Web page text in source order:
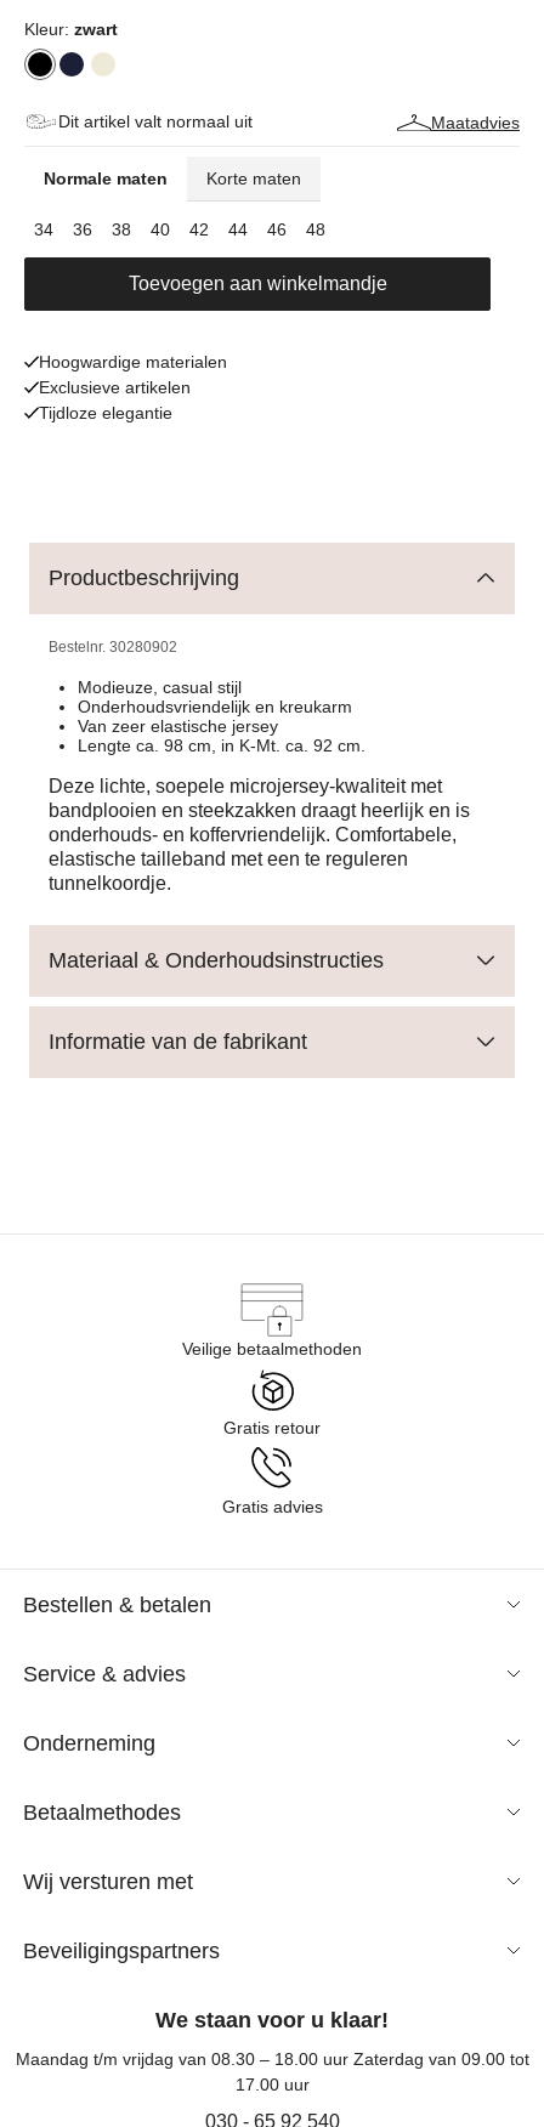
Kleur: zwart
Dit artikel valt normaal uit Maatadvies
Normale maten Korte maten
34 36 38 40 42 44 46 48
Toevoegen aan winkelmandje
Hoogwardige materialen
Exclusieve artikelen
Tijdloze elegantie
Productbeschrijving
Bestelnr. 30280902
Modieuze, casual stijl
Onderhoudsvriendelijk en kreukarm
Van zeer elastische jersey
Lengte ca. 98 cm, in K-Mt. ca. 92 cm.
Deze lichte, soepele microjersey-kwaliteit met
bandplooien en steekzakken draagt heerlijk en is
onderhouds- en koffervriendelijk. Comfortabele,
elastische tailleband met een te reguleren
tunnelkoordje.
Materiaal & Onderhoudsinstructies
Informatie van de fabrikant
Veilige betaalmethoden
Gratis retour
Gratis advies
Bestellen & betalen
Service & advies
Onderneming
Betaalmethodes
Wij versturen met
Beveiligingspartners
We staan voor u klaar!
Maandag t/m vrijdag van 08.30 – 18.00 uur Zaterdag van 09.00 tot
17.00 uur
030 - 65 92 540